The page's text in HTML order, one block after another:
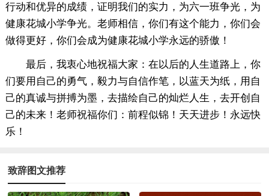
行动和优异的成绩，证明我们的实力，为六一班争光，为
健康花城小学争光。老师相信，你们有这个能力，你们会
做得更好，你们会成为健康花城小学永远的骄傲！
最后，我衷心地祝福大家：在以后的人生道路上，你
们要用自己的勇气，毅力与自信作笔，以蓝天为纸，用自
己的真诚与拼搏为墨，去描绘自己的灿烂人生，去开创自
己的未来！老师祝福你们：前程似锦！天天进步！永远快
乐！
致辞图文推荐